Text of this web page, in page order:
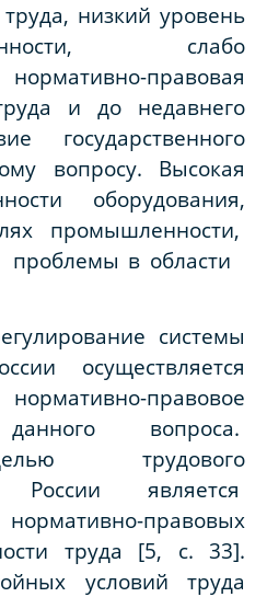
низкий уровень
слабо
правовая
и до недавнего
государственного
вопросу. Высокая
оборудования,
промышленности,
проблемы в области
системы
осуществляется
правовое
вопроса.
трудового
России является
правовых
труда [5, с. 33].
условий труда